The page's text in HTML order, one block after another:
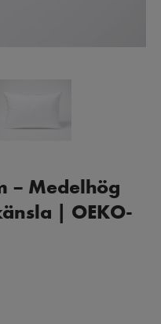
– Medelhög
| OEKO-